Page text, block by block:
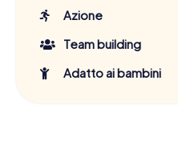
Azione
Team building
Adatto ai bambini